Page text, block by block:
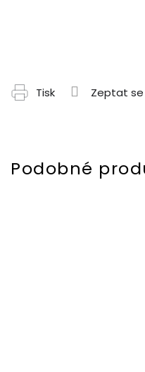
Tisk Zeptat se